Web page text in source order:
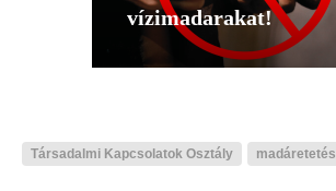
vízimadarakat!
Társadalmi Kapcsolatok Osztály madáretetés